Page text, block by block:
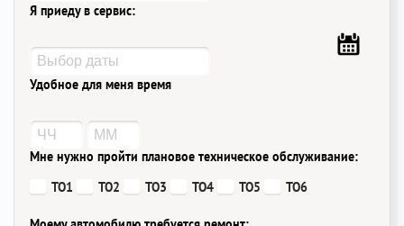
Я приеду в сервис:
Удобное для меня время
Мне нужно пройти плановое техническое обслуживание:
ТО1
ТО2 ТО3 ТО4 ТО5 ТО6